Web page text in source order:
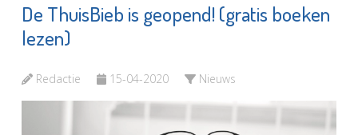
De ThuisBieb is geopend! (gratis boeken
lezen)
Redactie 15-04-2020 Nieuws